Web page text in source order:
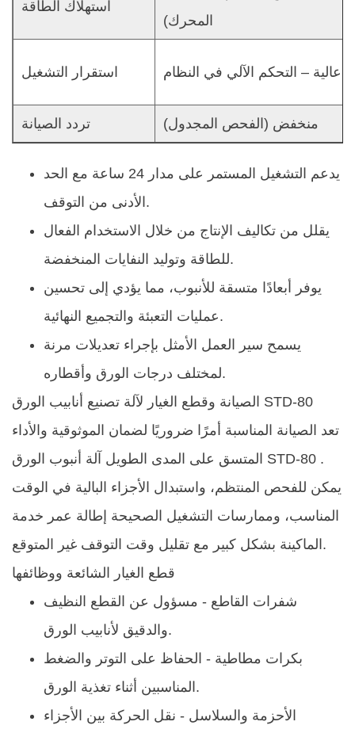
استهلاك الطاقة
المحرك)
استقرار التشغيل عالية – التحكم الآلي في النظام
تردد الصيانة منخفض (الفحص المجدول)
يدعم التشغيل المستمر على مدار 24 ساعة مع الحد
الأدنى من التوقف.
يقلل من تكاليف الإنتاج من خلال الاستخدام الفعال
للطاقة وتوليد النفايات المنخفضة.
يوفر أبعادًا متسقة للأنبوب، مما يؤدي إلى تحسين
عمليات التعبئة والتجميع النهائية.
يسمح سير العمل الأمثل بإجراء تعديلات مرنة
لمختلف درجات الورق وأقطاره.
الصيانة وقطع الغيار لآلة تصنيع أنابيب الورق STD-80
تعد الصيانة المناسبة أمرًا ضروريًا لضمان الموثوقية والأداء
المتسق على المدى الطويل آلة أنبوب الورق STD-80 .
يمكن للفحص المنتظم، واستبدال الأجزاء البالية في الوقت
المناسب، وممارسات التشغيل الصحيحة إطالة عمر خدمة
الماكينة بشكل كبير مع تقليل وقت التوقف غير المتوقع.
قطع الغيار الشائعة ووظائفها
شفرات القاطع - مسؤول عن القطع النظيف
والدقيق لأنابيب الورق.
بكرات مطاطية - الحفاظ على التوتر والضغط
المناسبين أثناء تغذية الورق.
الأحزمة والسلاسل - نقل الحركة بين الأجزاء